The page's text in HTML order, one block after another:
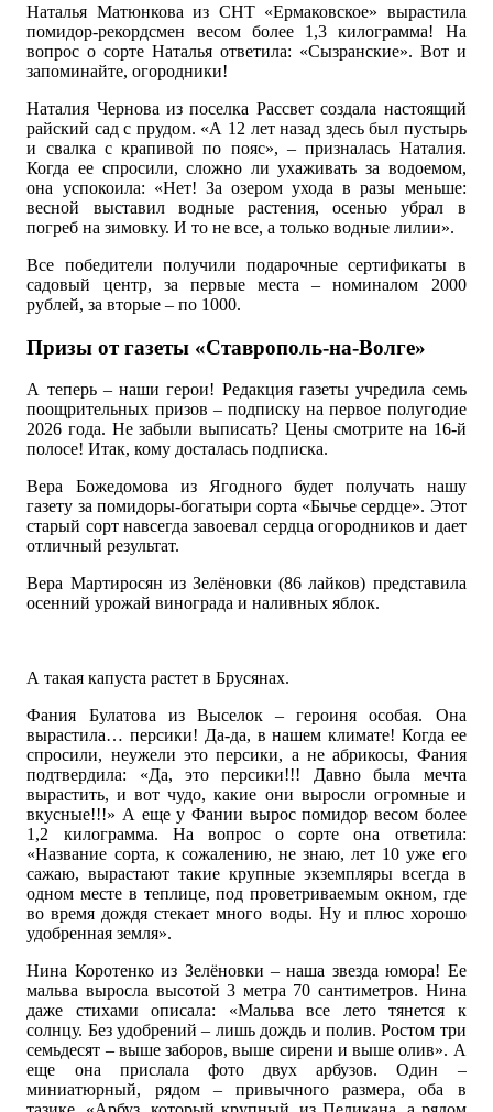
Наталья Матюнкова из СНТ «Ермаковское» вырастила
помидор-рекордсмен весом более 1,3 килограмма! На
вопрос о сорте Наталья ответила: «Сызранские». Вот и
запоминайте, огородники!
Наталия Чернова из поселка Рассвет создала настоящий
райский сад с прудом. «А 12 лет назад здесь был пустырь
и свалка с крапивой по пояс», – призналась Наталия.
Когда ее спросили, сложно ли ухаживать за водоемом,
она успокоила: «Нет! За озером ухода в разы меньше:
весной выставил водные растения, осенью убрал в
погреб на зимовку. И то не все, а только водные лилии».
Все победители получили подарочные сертификаты в
садовый центр, за первые места – номиналом 2000
рублей, за вторые – по 1000.
Призы от газеты «Ставрополь-на-Волге»
А теперь – наши герои! Редакция газеты учредила семь
поощрительных призов – подписку на первое полугодие
2026 года. Не забыли выписать? Цены смотрите на 16-й
полосе! Итак, кому досталась подписка.
Вера Божедомова из Ягодного будет получать нашу
газету за помидоры-богатыри сорта «Бычье сердце». Этот
старый сорт навсегда завоевал сердца огородников и дает
отличный результат.
Вера Мартиросян из Зелёновки (86 лайков) представила
осенний урожай винограда и наливных яблок.
А такая капуста растет в Брусянах.
Фания Булатова из Выселок – героиня особая. Она
вырастила… персики! Да-да, в нашем климате! Когда ее
спросили, неужели это персики, а не абрикосы, Фания
подтвердила: «Да, это персики!!! Давно была мечта
вырастить, и вот чудо, какие они выросли огромные и
вкусные!!!» А еще у Фании вырос помидор весом более
1,2 килограмма. На вопрос о сорте она ответила:
«Название сорта, к сожалению, не знаю, лет 10 уже его
сажаю, вырастают такие крупные экземпляры всегда в
одном месте в теплице, под проветриваемым окном, где
во время дождя стекает много воды. Ну и плюс хорошо
удобренная земля».
Нина Коротенко из Зелёновки – наша звезда юмора! Ее
мальва выросла высотой 3 метра 70 сантиметров. Нина
даже стихами описала: «Мальва все лето тянется к
солнцу. Без удобрений – лишь дождь и полив. Ростом три
семьдесят – выше заборов, выше сирени и выше олив». А
еще она прислала фото двух арбузов. Один –
миниатюрный, рядом – привычного размера, оба в